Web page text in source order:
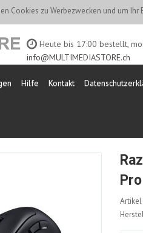
Cookies zu Werbezwecken und um Ihr
Heute bis 17:00 bestellt,
info@MULTIMEDIASTORE.ch
Hilfe Kontakt
ALT
Artikel